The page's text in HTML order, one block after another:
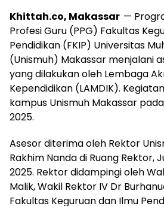
Khittah.co, Makassar —
Profesi Guru (PPG) Fakultas
Pendidikan (FKIP) Universitas
(Unismuh) Makassar menjalani
yang dilakukan oleh Lembaga
Kependidikan (LAMDIK).
kampus Unismuh Makassar
2025.
Asesor diterima oleh Rektor
Rakhim Nanda di Ruang Rektor,
2025. Rektor didampingi oleh
Malik, Wakil Rektor IV Dr
Fakultas Keguruan dan Ilmu